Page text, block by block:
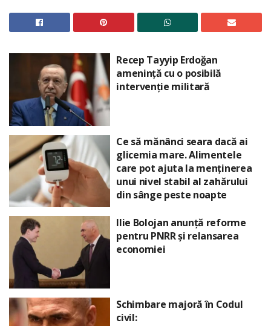
Recep Tayyip Erdoğan
amenință cu o posibilă
intervenție militară
Ce să mănânci seara dacă ai
glicemia mare. Alimentele
care pot ajuta la menținerea
unui nivel stabil al zahărului
din sânge peste noapte
Ilie Bolojan anunță reforme
pentru PNRR și relansarea
economiei
Schimbare majoră în Codul
civil: